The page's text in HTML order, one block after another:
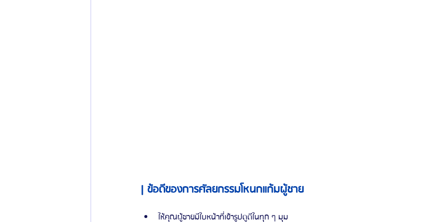
| ข้อดีของการศัลยกรรมโหนกแก้มผู้ชาย
ให้คุณผู้ชายมีใบหน้าที่เข้ารูปดูดีในทุก ๆ มุม